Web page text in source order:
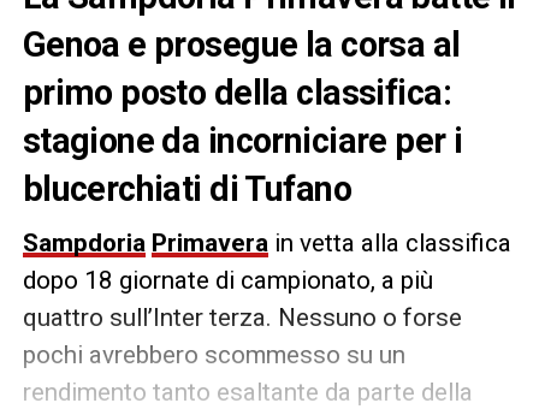
Genoa e prosegue la corsa al
primo posto della classifica:
stagione da incorniciare per i
blucerchiati di Tufano
Sampdoria Primaverain vetta alla classifica
dopo 18 giornate di campionato, a più
quattro sull’Inter terza. Nessuno o forse
pochi avrebbero scommesso su un
rendimento tanto esaltante da parte della